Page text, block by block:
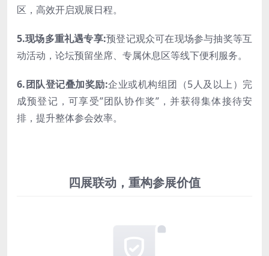
区，高效开启观展日程。
5.现场多重礼遇专享:预登记观众可在现场参与抽奖等互
动活动，论坛预留坐席、专属休息区等线下便利服务。
6.团队登记叠加奖励:企业或机构组团（5人及以上）完
成预登记，可享受”团队协作奖”，并获得集体接待安
排，提升整体参会效率。
四展联动， 重构参展价值